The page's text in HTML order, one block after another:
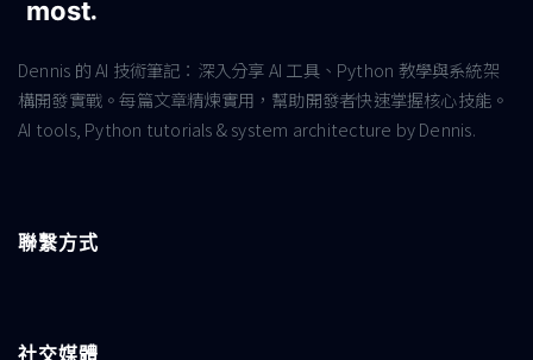
Dennis 的 AI 技術筆記：深入分享 AI 工具、Python 教學與系統架
構開發實戰。每篇文章精煉實用，幫助開發者快速掌握核心技能。
AI tools, Python tutorials & system architecture by Dennis.
聯繫方式
社交媒體